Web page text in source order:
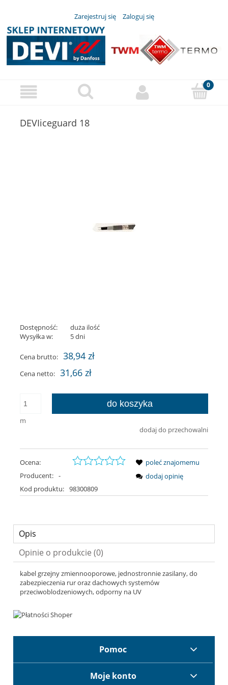
Zarejestruj się Zaloguj się
DEVIiceguard 18
Dostępność:
duża ilość
Wysyłka w:
5 dni
Cena brutto: 38,94 zł
Cena netto: 31,66 zł
m
do koszyka
dodaj do przechowalni
Ocena:
Producent: -
Kod produktu: 98300809
poleć znajomemu
dodaj opinię
Opis
Opinie o produkcie (0)
kabel grzejny zmiennooporowe, jednostronnie zasilany, do
zabezpieczenia rur oraz dachowych systemów
przeciwoblodzeniowych, odporny na UV
Pomoc
Moje konto